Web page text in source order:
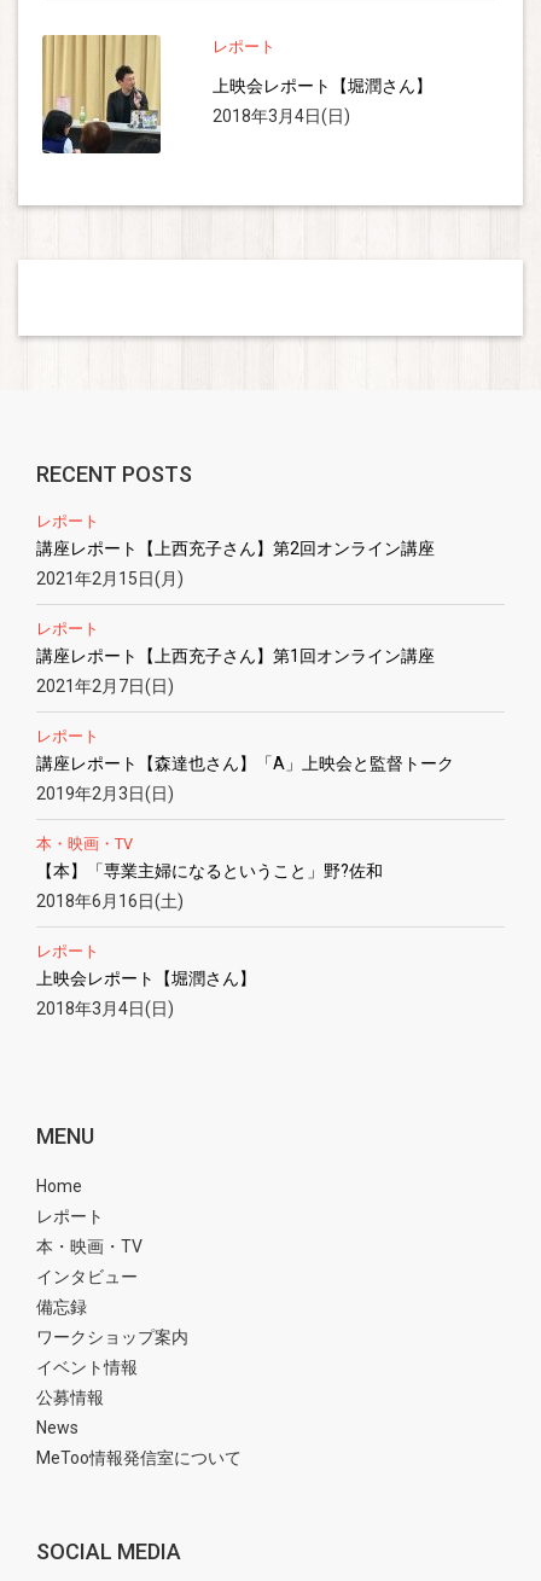
レポート
上映会レポート【堀潤さん】
2018年3月4日(日)
RECENT POSTS
レポート
講座レポート【上西充子さん】第2回オンライン講座
2021年2月15日(月)
レポート
講座レポート【上西充子さん】第1回オンライン講座
2021年2月7日(日)
レポート
講座レポート【森達也さん】「A」上映会と監督トーク
2019年2月3日(日)
本・映画・TV
【本】「専業主婦になるということ」野?佐和
2018年6月16日(土)
レポート
上映会レポート【堀潤さん】
2018年3月4日(日)
MENU
Home
レポート
本・映画・TV
インタビュー
備忘録
ワークショップ案内
イベント情報
公募情報
News
MeToo情報発信室について
SOCIAL MEDIA